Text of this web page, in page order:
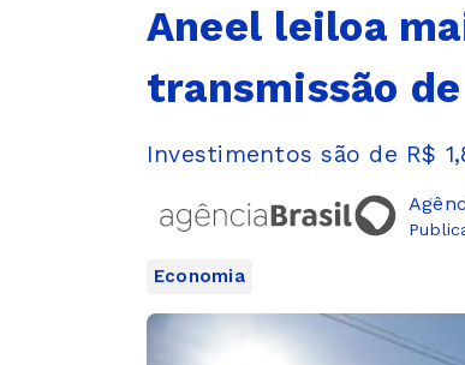
Aneel leiloa
transmissão
Investimentos são de R$
Economia